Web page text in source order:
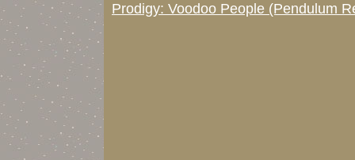
Prodigy: Voodoo People (Pendulum